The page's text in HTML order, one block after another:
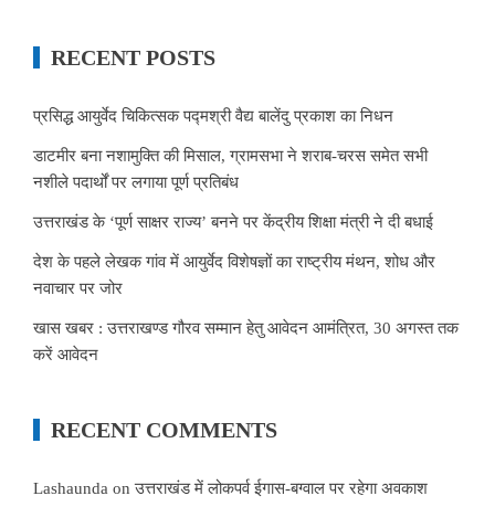
RECENT POSTS
प्रसिद्ध आयुर्वेद चिकित्सक पद्मश्री वैद्य बालेंदु प्रकाश का निधन
डाटमीर बना नशामुक्ति की मिसाल, ग्रामसभा ने शराब-चरस समेत सभी
नशीले पदार्थों पर लगाया पूर्ण प्रतिबंध
उत्तराखंड के ‘पूर्ण साक्षर राज्य’ बनने पर केंद्रीय शिक्षा मंत्री ने दी बधाई
देश के पहले लेखक गांव में आयुर्वेद विशेषज्ञों का राष्ट्रीय मंथन, शोध और
नवाचार पर जोर
खास खबर : उत्तराखण्ड गौरव सम्मान हेतु आवेदन आमंत्रित, 30 अगस्त तक
करें आवेदन
RECENT COMMENTS
Lashaunda onउत्तराखंड में लोकपर्व ईगास-बग्वाल पर रहेगा अवकाश